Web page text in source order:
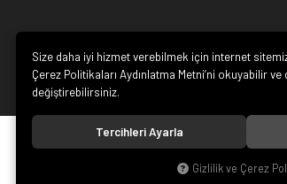
Size daha iyi hizmet verebilmek için internet
Çerez Politikaları Aydınlatma Metni’ni okuyabilir
değiştirebilirsiniz.
Tercihleri Ayarla
Gizlilik ve Çerez